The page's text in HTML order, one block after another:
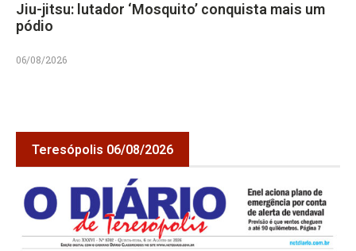
Jiu-jitsu: lutador ‘Mosquito’ conquista mais um
pódio
06/08/2026
Teresópolis 06/08/2026